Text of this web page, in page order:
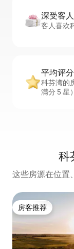
深受客
客人喜欢
平均评
科芬湾的
满分 5 星
科
这些房源在位置
房客推荐
房客推荐